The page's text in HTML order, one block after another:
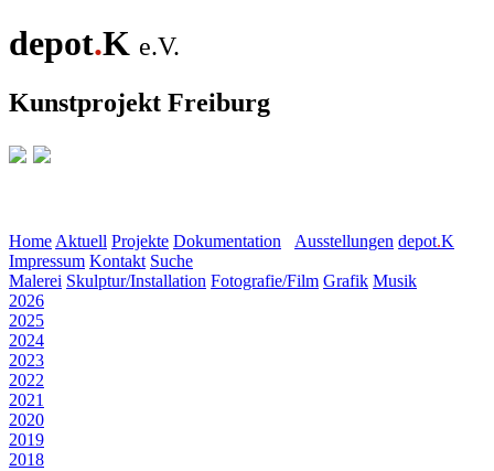
depot.K e.V.
Kunstprojekt Freiburg
Home Aktuell Projekte Dokumentation Ausstellungen depot.K
Impressum Kontakt Suche
Malerei Skulptur/Installation Fotografie/Film Grafik Musik
2026
2025
2024
2023
2022
2021
2020
2019
2018